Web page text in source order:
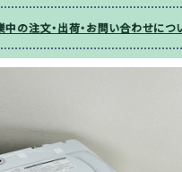
の注文・出荷・お問い合わせにつ